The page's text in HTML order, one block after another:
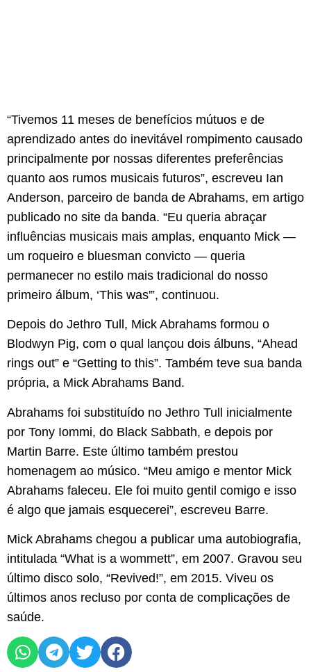
“Tivemos 11 meses de benefícios mútuos e de
aprendizado antes do inevitável rompimento causado
principalmente por nossas diferentes preferências
quanto aos rumos musicais futuros”, escreveu Ian
Anderson, parceiro de banda de Abrahams, em artigo
publicado no site da banda. “Eu queria abraçar
influências musicais mais amplas, enquanto Mick —
um roqueiro e bluesman convicto — queria
permanecer no estilo mais tradicional do nosso
primeiro álbum, ‘This was'”, continuou.
Depois do Jethro Tull, Mick Abrahams formou o
Blodwyn Pig, com o qual lançou dois álbuns, “Ahead
rings out” e “Getting to this”. Também teve sua banda
própria, a Mick Abrahams Band.
Abrahams foi substituído no Jethro Tull inicialmente
por Tony Iommi, do Black Sabbath, e depois por
Martin Barre. Este último também prestou
homenagem ao músico. “Meu amigo e mentor Mick
Abrahams faleceu. Ele foi muito gentil comigo e isso
é algo que jamais esquecerei”, escreveu Barre.
Mick Abrahams chegou a publicar uma autobiografia,
intitulada “What is a wommett”, em 2007. Gravou seu
último disco solo, “Revived!”, em 2015. Viveu os
últimos anos recluso por conta de complicações de
saúde.